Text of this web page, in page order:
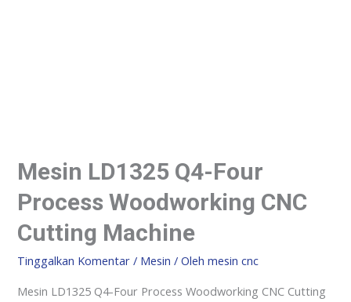
Mesin LD1325 Q4-Four
Process Woodworking CNC
Cutting Machine
Tinggalkan Komentar / Mesin / Olehmesin cnc
Mesin LD1325 Q4-Four Process Woodworking CNC Cutting